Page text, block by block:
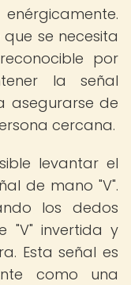
se necesita
por
la señal
asegurarse de
cercana.
levantar el
de mano "V".
los dedos
"V" invertida y
Esta señal es
como una